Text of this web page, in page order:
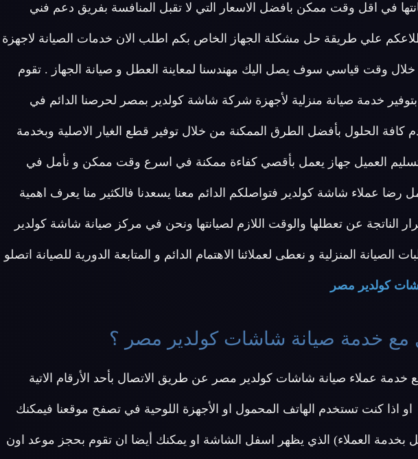
في اقل وقت ممكن بافضل الاسعار التي لا تقبل المنافسة بفريق دعم فني
علي طريقة حل مشكلة الجهاز الخاص بكم اطلب الان خدمات الصيانة لاجهزة
وقت قياسي سوف يصل اليك مهندسنا لمعاينة العطل و صيانة الجهاز . تقوم
خدمة صيانة منزلية لأجهزة شركة شاشة كولدير بمصر لحرصنا الدائم في
الحلول بأفضل الطرق الممكنة من خلال توفير قطع الغيار الاصلية وبخدمة
لتسليم العميل جهاز يعمل بأقصي كفاءة ممكنة في اسرع وقت ممكن و نأمل في
عملاء شاشة كولدير فتواصلكم الدائم معنا يسعدنا فالكثير منا يعرف اهمية
الناتجة عن تعطلها والوقت اللازم لصيانتها ونحن في مركز صيانة شاشة كولدير
المنزلية و نعطى لعملائنا الاهتمام الدائم و المتابعة الدورية للصيانة اتصلو
كولدير مصر
مع خدمة صيانة شاشات كولدير مصر ؟
خدمة عملاء صيانة شاشات كولدير مصر عن طريق الاتصال بأحد الأرقام الاتية
او اذا كنت تستخدم الهاتف المحمول او الأجهزة اللوحية في تصفح موقعنا فيمكنك
العملاء) الذي يظهر اسفل الشاشة او يمكنك أيضا ان تقوم بحجز موعد اون